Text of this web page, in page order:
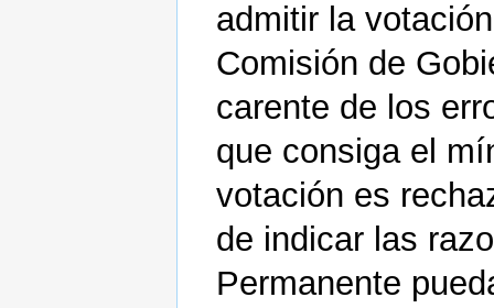
admitir la
Comisión de
carente de los
que consiga el
votación es
de indicar las
Permanente